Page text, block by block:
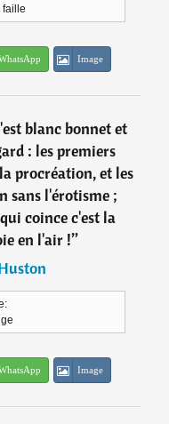
faille
Image
blanc bonnet et
: les premiers
procréation, et les
sans l'érotisme ;
coince c'est la
en l'air !”
Image